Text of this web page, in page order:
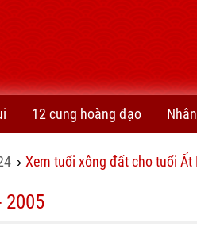
12 cung hoàng đạo
› Xem tuổi xông đất cho tuổi Ất
2005